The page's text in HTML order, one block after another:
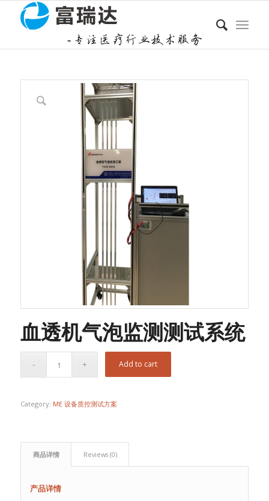
血透机气泡监测测试系统
Add to cart
Category: ME 设备质控测试方案
商品详情 Reviews (0)
产品详情